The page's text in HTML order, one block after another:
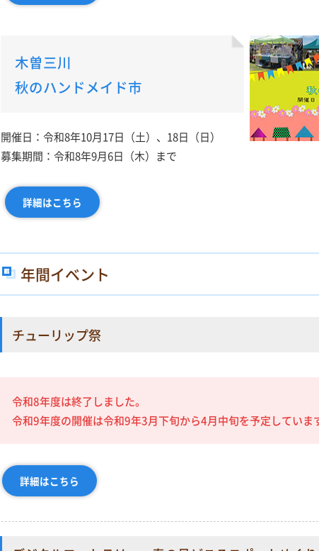
木曽三川
秋のハンドメイド市
開催日：令和8年10月17日（土）、18日（日）
募集期間：令和8年9月6日（木）まで
詳細はこちら
年間イベント
チューリップ祭
令和8年度は終了しました。
令和9年度の開催は令和9年3月下旬から4月中旬を予定していま
詳細はこちら